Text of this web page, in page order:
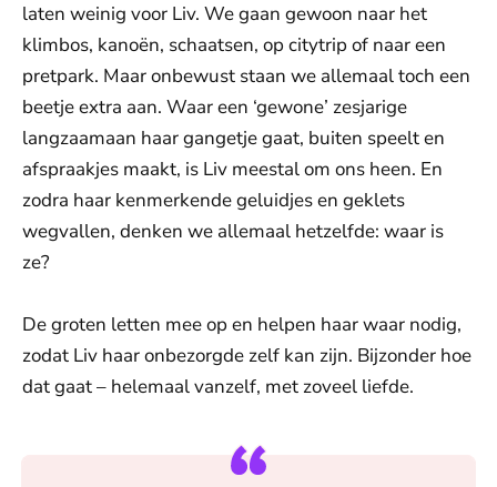
laten weinig voor Liv. We gaan gewoon naar het
klimbos, kanoën, schaatsen, op citytrip of naar een
pretpark. Maar onbewust staan we allemaal toch een
beetje extra aan. Waar een ‘gewone’ zesjarige
langzaamaan haar gangetje gaat, buiten speelt en
afspraakjes maakt, is Liv meestal om ons heen. En
zodra haar kenmerkende geluidjes en geklets
wegvallen, denken we allemaal hetzelfde: waar is
ze?
De groten letten mee op en helpen haar waar nodig,
zodat Liv haar onbezorgde zelf kan zijn. Bijzonder hoe
dat gaat – helemaal vanzelf, met zoveel liefde.